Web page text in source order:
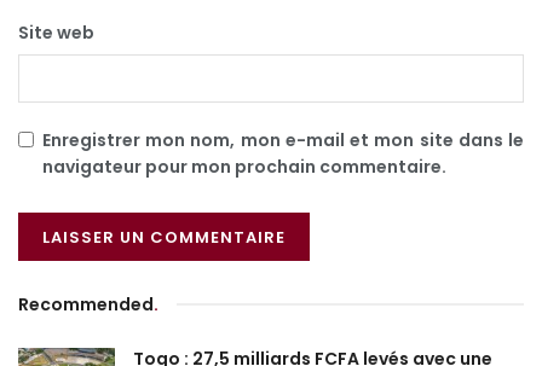
Site web
Enregistrer mon nom, mon e-mail et mon site dans le
navigateur pour mon prochain commentaire.
Recommended.
Togo : 27,5 milliards FCFA levés avec une